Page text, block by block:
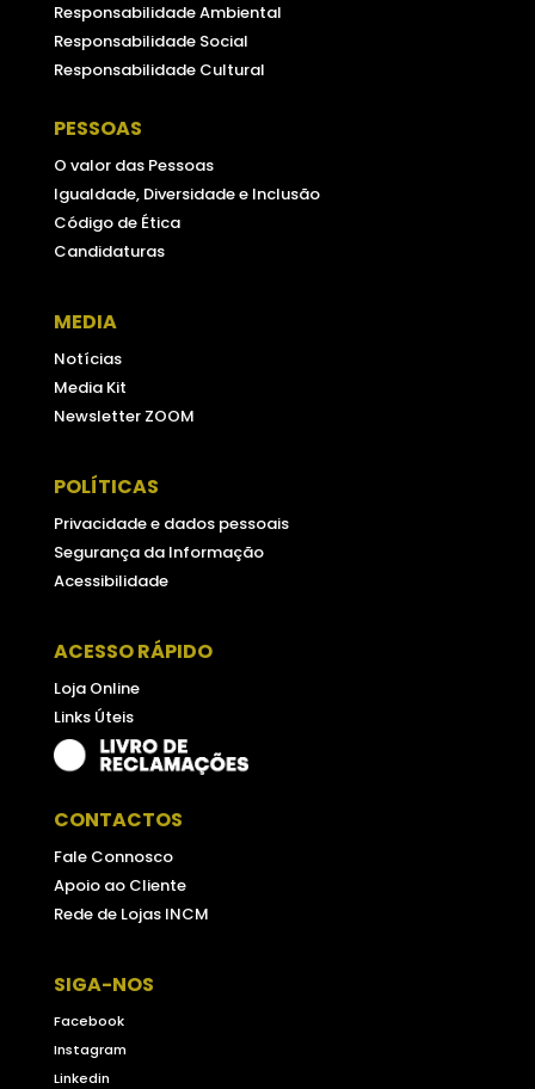
Responsabilidade Ambiental
Responsabilidade Social
Responsabilidade Cultural
PESSOAS
O valor das Pessoas
Igualdade, Diversidade e Inclusão
Código de Ética
Candidaturas
MEDIA
Notícias
Media Kit
Newsletter ZOOM
POLÍTICAS
Privacidade e dados pessoais
Segurança da Informação
Acessibilidade
ACESSO RÁPIDO
Loja Online
Links Úteis
CONTACTOS
Fale Connosco
Apoio ao Cliente
Rede de Lojas INCM
SIGA-NOS
Facebook
Instagram
Linkedin